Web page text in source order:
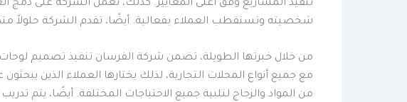
تنفيذ المشاريع وفق أعلى المعايير. كذلك، تعمل الشركة على
شخصيته وتستقطب العملاء بفعالية. أيضًا، تقدم الشركة حلولاً
من خلال خبرتها الطويلة، تضمن شركة الفرسان تنفيذ تصميم
مع جميع أنواع المحلات التجارية، لذلك يختارها العملاء الذين
من المواد والزجاج لتلبية جميع الاحتياجات المختلفة. أيضًا،